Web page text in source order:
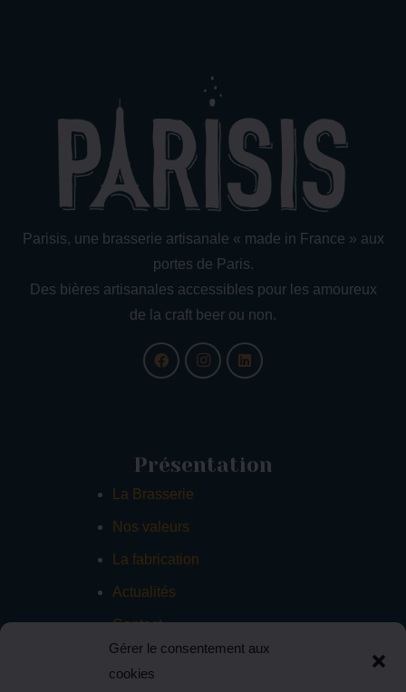
Gérer le consentement aux
cookies
Parisis, une brasserie artisanale « made in France » aux
portes de Paris.
Des bières artisanales accessibles pour les amoureux
de la craft beer ou non.
Présentation
La Brasserie
Nos valeurs
La fabrication
Actualités
Contact